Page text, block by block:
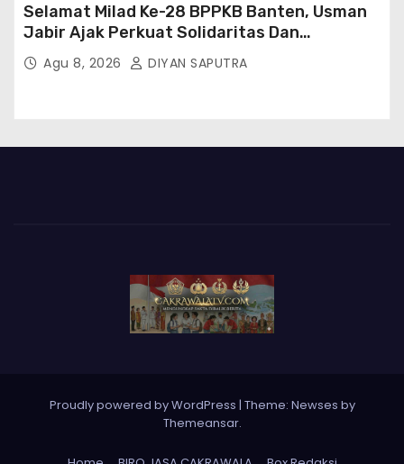
Selamat Milad Ke-28 BPPKB Banten, Usman
Jabir Ajak Perkuat Solidaritas Dan
Kebersamaan
Agu 8, 2026 DIYAN SAPUTRA
Proudly powered by WordPress | Theme: Newses by
Themeansar.